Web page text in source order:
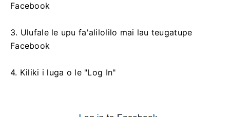
Facebook
3. Ulufale le upu fa'alilolilo mai lau teugatupe
Facebook
4. Kiliki i luga o le "Log In"